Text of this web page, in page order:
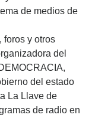
de medios de
foros y otros
del
del estado
La Llave de
de radio en